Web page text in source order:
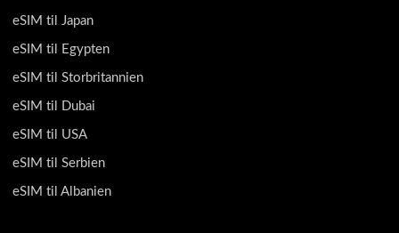
eSIM til Japan
eSIM til Egypten
eSIM til Storbritannien
eSIM til Dubai
eSIM til USA
eSIM til Serbien
eSIM til Albanien